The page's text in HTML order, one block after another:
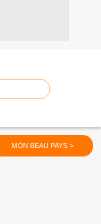
MON BEAU PAYS >